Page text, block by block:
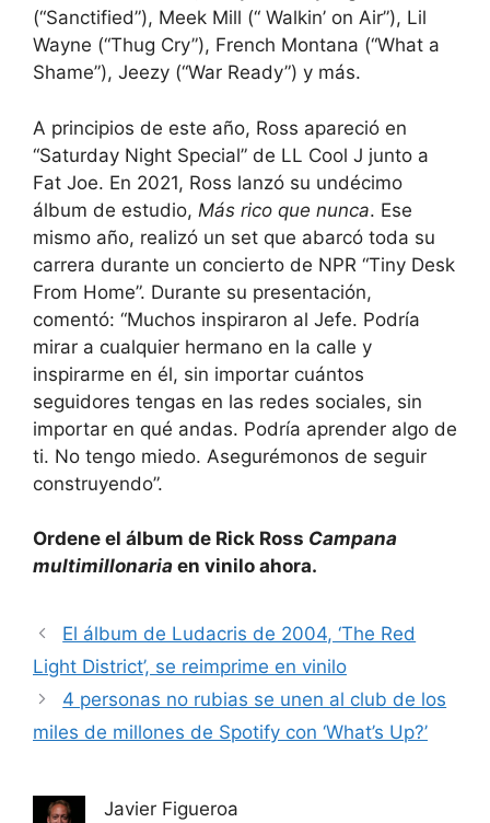
(“Sanctified”), Meek Mill (“ Walkin’ on Air”), Lil
Wayne (“Thug Cry”), French Montana (“What a
Shame”), Jeezy (“War Ready”) y más.
A principios de este año, Ross apareció en
“Saturday Night Special” de LL Cool J junto a
Fat Joe. En 2021, Ross lanzó su undécimo
álbum de estudio, Más rico que nunca. Ese
mismo año, realizó un set que abarcó toda su
carrera durante un concierto de NPR “Tiny Desk
From Home”. Durante su presentación,
comentó: “Muchos inspiraron al Jefe. Podría
mirar a cualquier hermano en la calle y
inspirarme en él, sin importar cuántos
seguidores tengas en las redes sociales, sin
importar en qué andas. Podría aprender algo de
ti. No tengo miedo. Asegurémonos de seguir
construyendo”.
Ordene el álbum de Rick Ross Campana
multimillonaria en vinilo ahora.
El álbum de Ludacris de 2004, ‘The Red
Light District’, se reimprime en vinilo
4 personas no rubias se unen al club de los
miles de millones de Spotify con ‘What’s Up?’
Javier Figueroa